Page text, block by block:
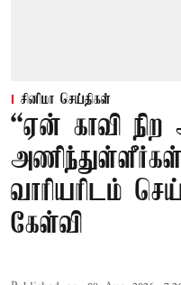
சினிமா செய்திகள்
“ஏன் காவி
வாரியரிடம்
கேள்வி